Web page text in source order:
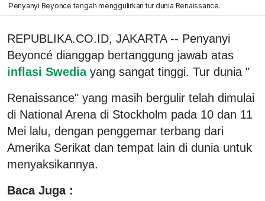
Penyanyi Beyonce tengah menggulirkan tur dunia Renaissance.
REPUBLIKA.CO.ID, JAKARTA -- Penyanyi
Beyoncé dianggap bertanggung jawab atas
inflasi Swedia yang sangat tinggi. Tur dunia "
Renaissance" yang masih bergulir telah dimulai
di National Arena di Stockholm pada 10 dan 11
Mei lalu, dengan penggemar terbang dari
Amerika Serikat dan tempat lain di dunia untuk
menyaksikannya.
Baca Juga :